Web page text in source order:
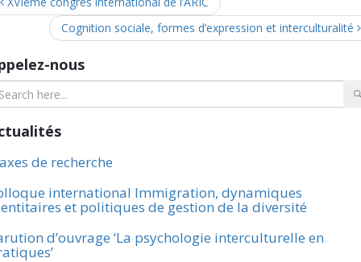
Cognition sociale, formes d’expression et interculturalité
nous
de recherche
international Immigration, dynamiques
et politiques de gestion de la diversité
d’ouvrage ‘La psychologie interculturelle en